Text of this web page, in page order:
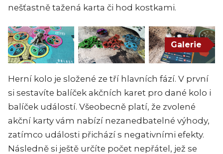
nešťastně tažená karta či hod kostkami.
Galerie
Herní kolo je složené ze tří hlavních fází. V první
si sestavíte balíček akčních karet pro dané kolo i
balíček událostí. Všeobecně platí, že zvolené
akční karty vám nabízí nezanedbatelné výhody,
zatímco události přichází s negativními efekty.
Následně si ještě určíte počet nepřátel, jež se